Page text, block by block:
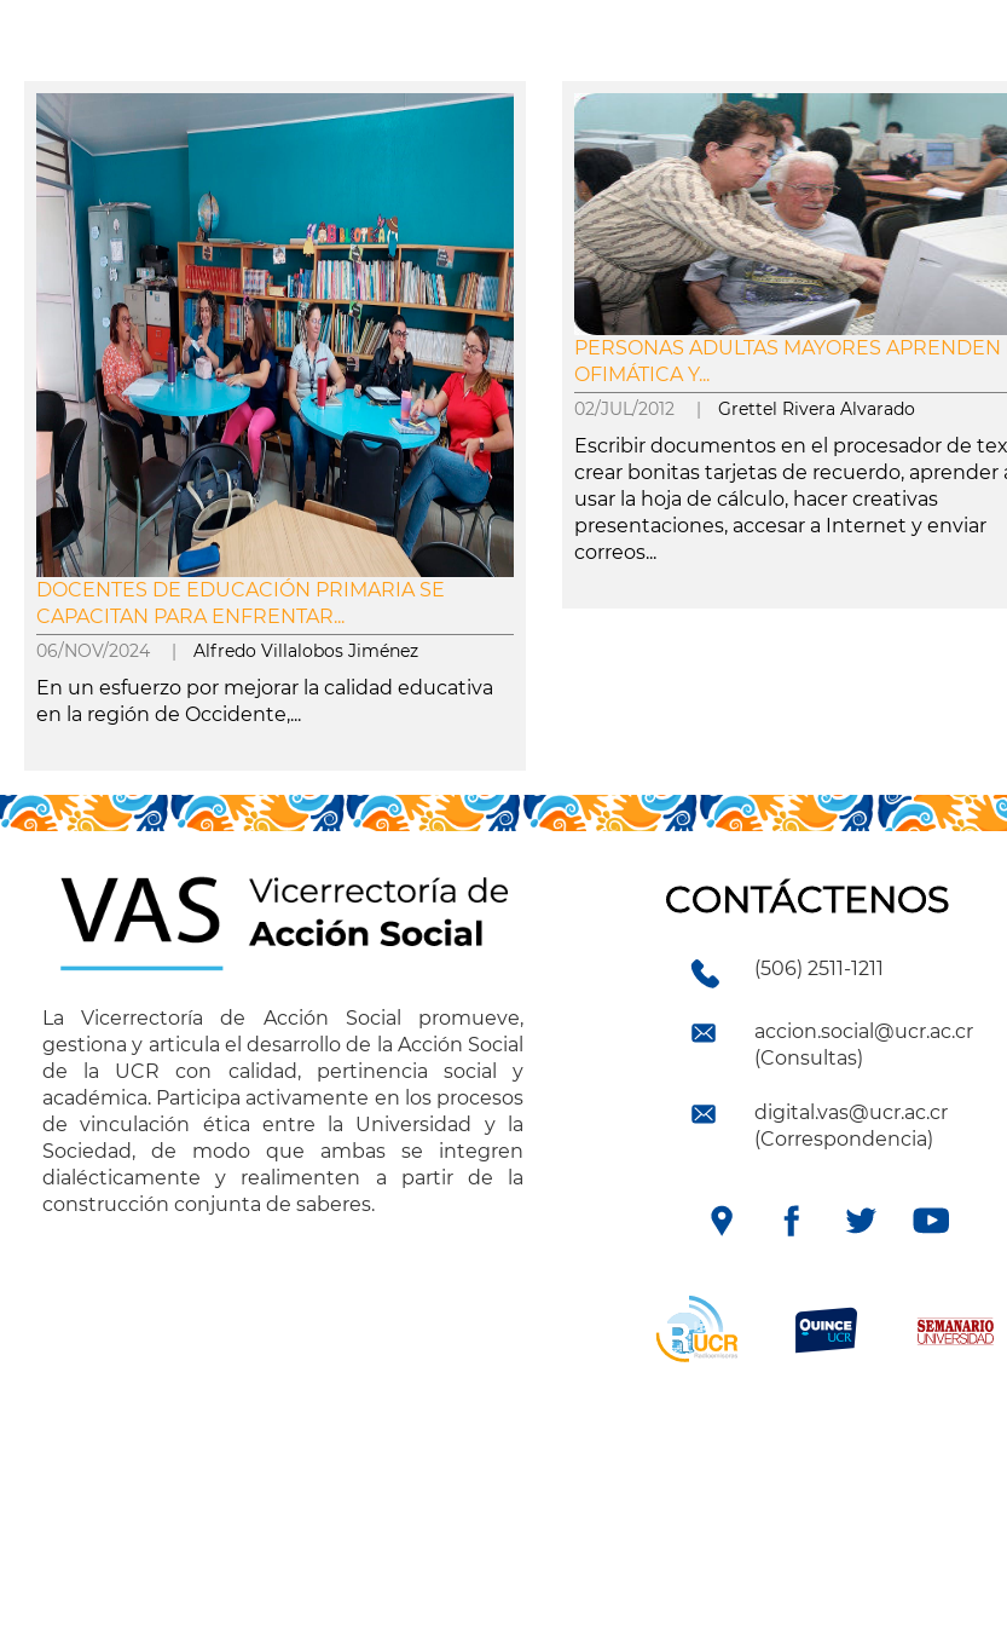
DOCENTES DE EDUCACIÓN PRIMARIA SE
CAPACITAN PARA ENFRENTAR...
06/NOV/2024 | Alfredo Villalobos Jiménez
En un esfuerzo por mejorar la calidad educativa
en la región de Occidente,...
PERSONAS ADULTAS MAYORES APRENDEN
OFIMÁTICA Y...
02/JUL/2012 | Grettel Rivera Alvarado
Escribir documentos en el procesador de
crear bonitas tarjetas de recuerdo, aprender
usar la hoja de cálculo, hacer creativas
presentaciones, accesar a Internet y enviar
correos...
La Vicerrectoría de Acción Social promueve,
gestiona y articula el desarrollo de la Acción Social
de la UCR con calidad, pertinencia social y
académica. Participa activamente en los procesos
de vinculación ética entre la Universidad y la
Sociedad, de modo que ambas se integren
dialécticamente y realimenten a partir de la
construcción conjunta de saberes.
CONTÁCTENOS
(506) 2511-1211
accion.social@ucr.ac.cr
(Consultas)
digital.vas@ucr.ac.cr
(Correspondencia)